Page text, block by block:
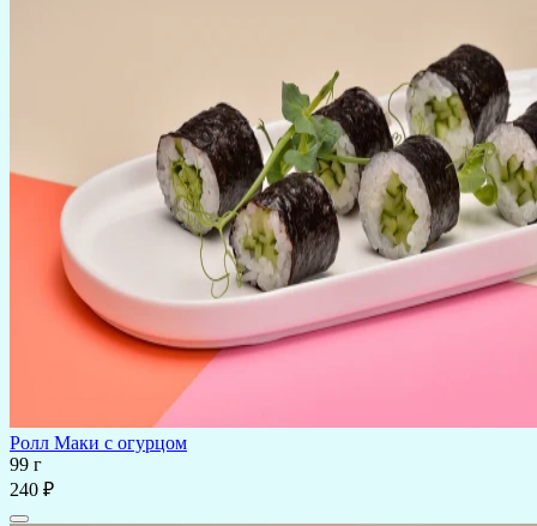
Ролл Маки с огурцом
99 г
240 ₽